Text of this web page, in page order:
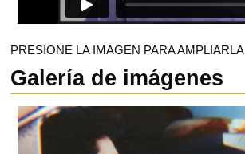
PRESIONE LA IMAGEN PARA AMPLIARLA
Galería de imágenes